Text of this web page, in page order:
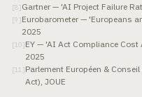
[8]Gartner — 'AI Project Failure
[9 ]Eurobarometer — 'Europeans
2025
[10]EY — 'AI Act Compliance
2025
[11 ]Parlement Européen &
Act), JOUE